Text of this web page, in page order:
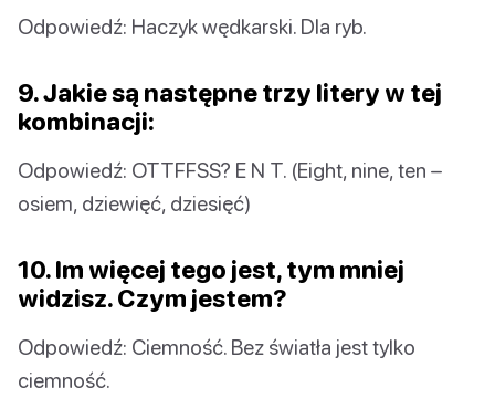
Odpowiedź: Haczyk wędkarski. Dla ryb.
9. Jakie są następne trzy litery w tej
kombinacji:
Odpowiedź: OTTFFSS? E N T. (Eight, nine, ten –
osiem, dziewięć, dziesięć)
10. Im więcej tego jest, tym mniej
widzisz. Czym jestem?
Odpowiedź: Ciemność. Bez światła jest tylko
ciemność.